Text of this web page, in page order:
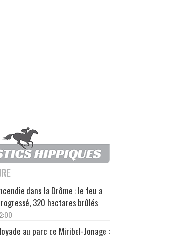
dans la Drôme : le feu a
320 hectares brûlés
au parc de Miribel-Jonage :